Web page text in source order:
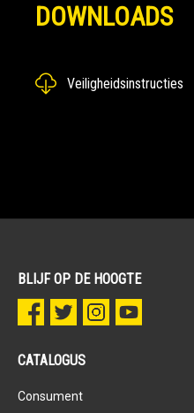
DOWNLOADS
Veiligheidsinstructies
BLIJF OP DE HOOGTE
CATALOGUS
Consument